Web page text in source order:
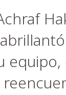
equipo,